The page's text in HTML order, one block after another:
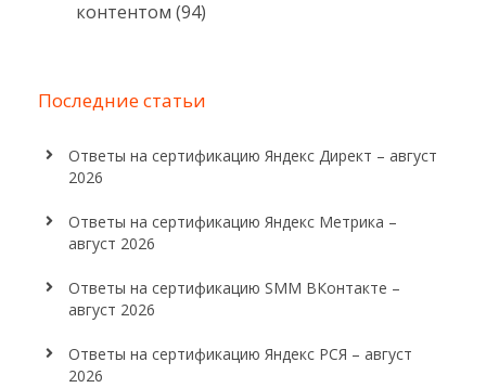
контентом (94)
Последние статьи
Ответы на сертификацию Яндекс Директ – август
2026
Ответы на сертификацию Яндекс Метрика –
август 2026
Ответы на сертификацию SMM ВКонтакте –
август 2026
Ответы на сертификацию Яндекс РСЯ – август
2026